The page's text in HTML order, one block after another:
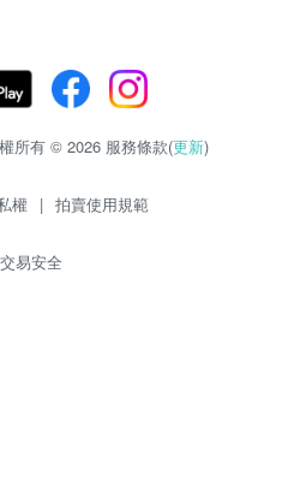
所有 © 2026 服務條款(更新)
權 | 拍賣使用規範
交易安全